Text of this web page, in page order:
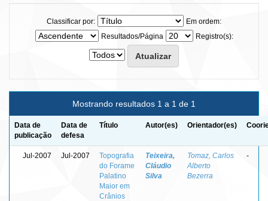
Classificar por:
Em ordem:
Resultados/Página
Registro(s):
Mostrando resultados 1 a 1 de 1
Data de
publicação
Data de
defesa
Título Autor(es) Orientador(es)
Jul-2007 Jul-2007
Topografia
do Forame
Palatino
Maior em
Crânios
Teixeira,
Cláudio
Silva
Tomaz, Carlos
Alberto
Bezerra
-